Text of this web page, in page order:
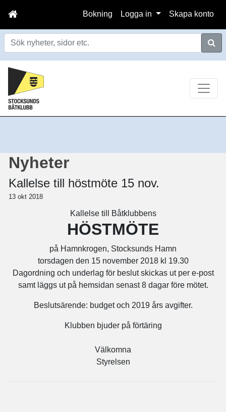
Bokning Logga in Skapa konto
Sök
Nyheter
Kallelse till höstmöte 15 nov.
13 okt 2018
Kallelse till Båtklubbens
HÖSTMÖTE
på Hamnkrogen, Stocksunds Hamn
torsdagen den 15 november 2018 kl 19.30
Dagordning och underlag för beslut skickas ut per e-post
samt läggs ut på hemsidan senast 8 dagar före mötet.
Beslutsärende: budget och 2019 års avgifter.
Klubben bjuder på förtäring
Välkomna
Styrelsen